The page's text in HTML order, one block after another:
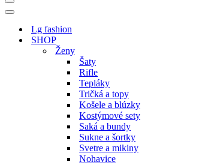
Menu
navigácie
Menu
navigácieLg fashion
SHOP
Ženy
Šaty
Rifle
Tepláky
Tričká a topy
Košele a blúzky
Kostýmové sety
Saká a bundy
Sukne a šortky
Svetre a mikiny
Nohavice